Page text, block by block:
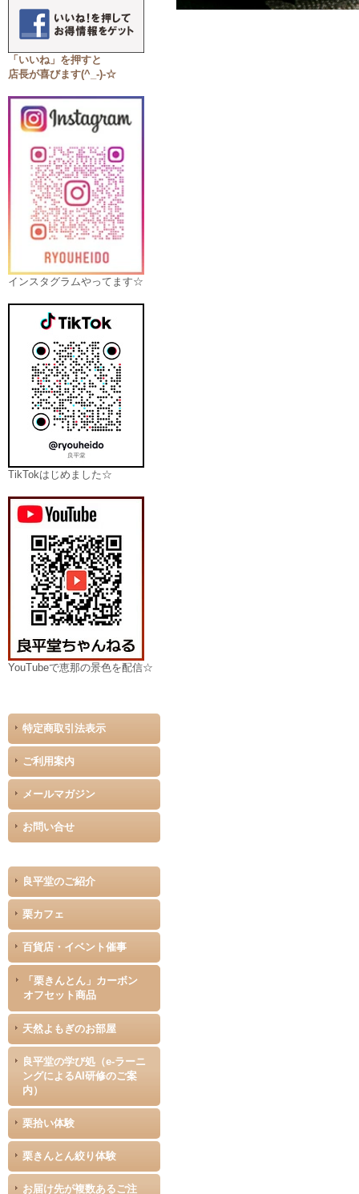
「いいね」を押すと
店長が喜びます(^_-)-☆
インスタグラムやってます☆
TikTokはじめました☆
YouTubeで恵那の景色を配信☆
特定商取引法表示
ご利用案内
メールマガジン
お問い合せ
良平堂のご紹介
栗カフェ
百貨店・イベント催事
「栗きんとん」カーボン
オフセット商品
天然よもぎのお部屋
良平堂の学び処（e-ラーニ
ングによるAI研修のご案
内）
栗拾い体験
栗きんとん絞り体験
お届け先が複数あるご注